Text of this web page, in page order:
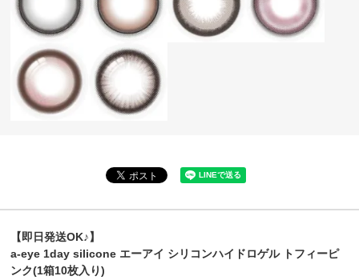
【即日発送OK♪】
a-eye 1day silicone エーアイ シリコンハイドロゲル トフィーピ
ンク(1箱10枚入り)